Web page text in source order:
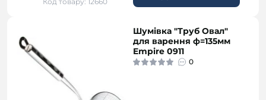
Шумівка "Труб Овал"
для варення ф=135мм
Empire 0911
0